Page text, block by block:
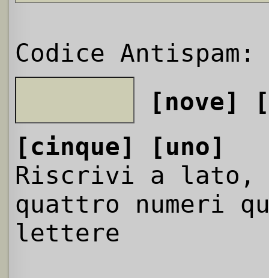
Codice Antispam:
[nove]
[cinque]
[uno]
Riscrivi a
quattro numeri
lettere